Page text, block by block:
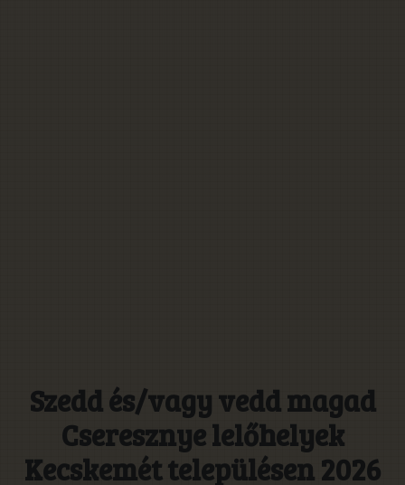
Szedd és/vagy vedd magad
Cseresznye lelőhelyek
Kecskemét településen 2026